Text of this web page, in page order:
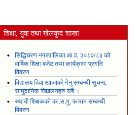
शिक्षा, युवा तथा खेलकुद शाखा
सिद्धिचरण नगरपालिका आ.व. २०८२/८३ को
वार्षिक शिक्षा बजेट तथा कार्यक्रम प्रगति
विवरण
विद्यालय दिवा खाजाको मेनु सम्बन्धी सूचना,
सामुदायिक विद्यालयहरु सबै ।
स्थायी शिक्षकको का.स.मू. फाराम सम्बन्धी
विवरण